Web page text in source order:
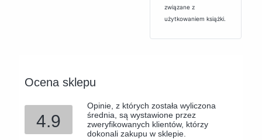
związane z
użytkowaniem książki.
Ocena sklepu
4.9
Opinie, z których została wyliczona
średnia, są wystawione przez
zweryfikowanych klientów, którzy
dokonali zakupu w sklepie.